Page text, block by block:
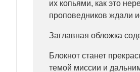
их копьями, как это
проповедников ждали
Заглавная обложка
Блокнот станет
темой миссии и